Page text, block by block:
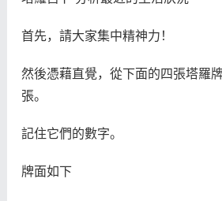
首先，請大家集中精神力！
然後憑藉直覺，從下面的四張塔羅
張。
記住它們的數字。
牌面如下